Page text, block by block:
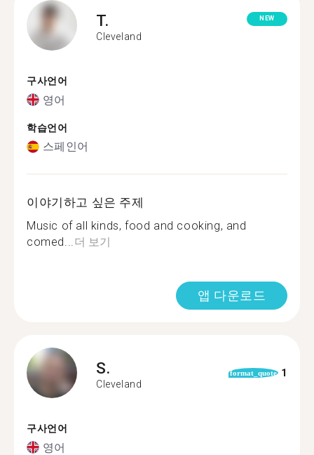
T.
Cleveland
NEW
구사언어
영어
학습언어
스페인어
이야기하고 싶은 주제
Music of all kinds, food and cooking, and
comed...더 보기
앱 다운로드
S.
Cleveland
format_quote 1
구사언어
영어